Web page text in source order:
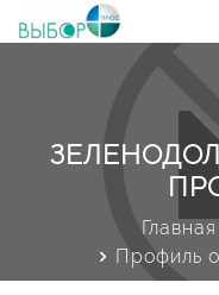
Главная
Профиль